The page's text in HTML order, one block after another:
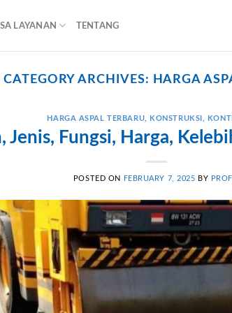
LAYANAN TENTANG
CATEGORY ARCHIVES: HARGA
HARGA ASPAL TERBARU KONSTRUKSI
Jenis, Fungsi, Harga,
POSTED ON FEBRUARY 7, 2025 BY